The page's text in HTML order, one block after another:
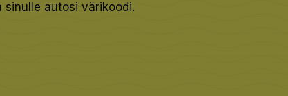
sinulle autosi värikoodi.